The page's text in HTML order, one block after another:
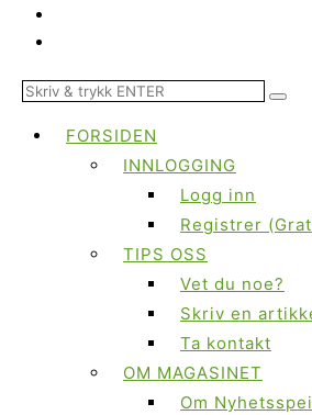
FORSIDEN
INNLOGGING
Logg inn
Registrer
TIPS OSS
Vet du noe?
Skriv en
Ta kontakt
OM MAGASINET
Om